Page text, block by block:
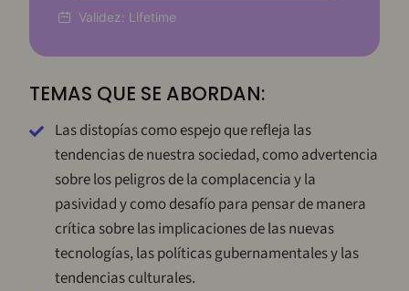
TEMAS QUE SE ABORDAN:
Las distopías como espejo que refleja las
tendencias de nuestra sociedad, como advertencia
sobre los peligros de la complacencia y la
pasividad y como desafío para pensar de manera
crítica sobre las implicaciones de las nuevas
tecnologías, las políticas gubernamentales y las
tendencias culturales.
Validez: Lifetime